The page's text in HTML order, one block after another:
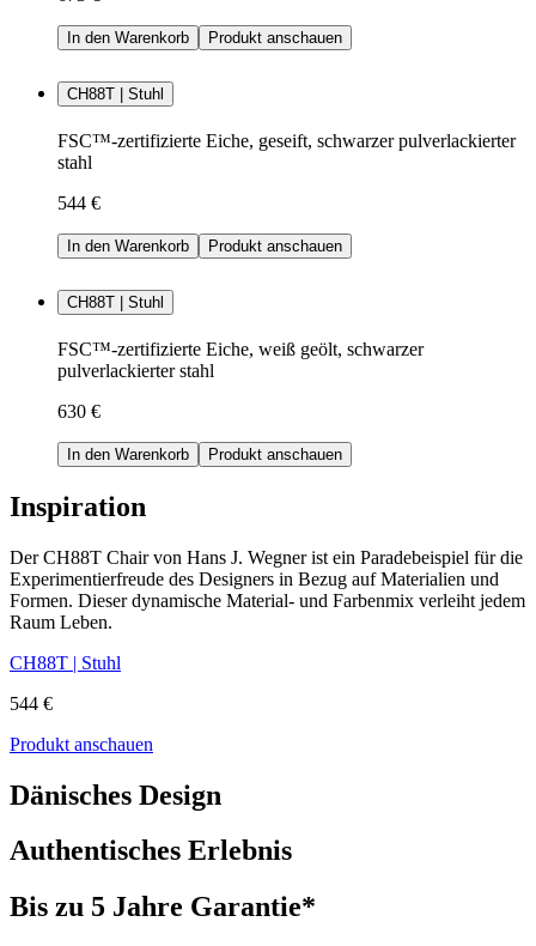
In den Warenkorb Produkt anschauen
CH88T | Stuhl
FSC™-zertifizierte Eiche, geseift, schwarzer pulverlackierter
stahl
544 €
In den Warenkorb Produkt anschauen
CH88T | Stuhl
FSC™-zertifizierte Eiche, weiß geölt, schwarzer
pulverlackierter stahl
630 €
In den Warenkorb Produkt anschauen
Inspiration
Der CH88T Chair von Hans J. Wegner ist ein Paradebeispiel für die
Experimentierfreude des Designers in Bezug auf Materialien und
Formen. Dieser dynamische Material- und Farbenmix verleiht jedem
Raum Leben.
CH88T | Stuhl
544 €
Produkt anschauen
Dänisches Design
Authentisches Erlebnis
Bis zu 5 Jahre Garantie*